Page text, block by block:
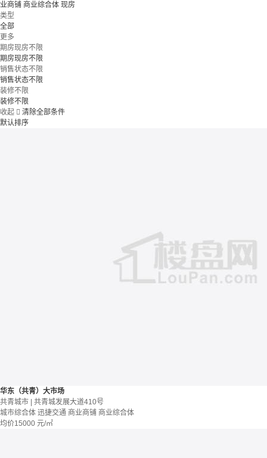
业商铺 商业综合体 现房
类型
全部
更多
期房现房不限
期房现房不限
销售状态不限
销售状态不限
装修不限
装修不限
收起  清除全部条件
默认排序
华东（共青）大市场
共青城市 | 共青城发展大道410号
城市综合体 迅捷交通 商业商铺 商业综合体
均价15000 元/㎡